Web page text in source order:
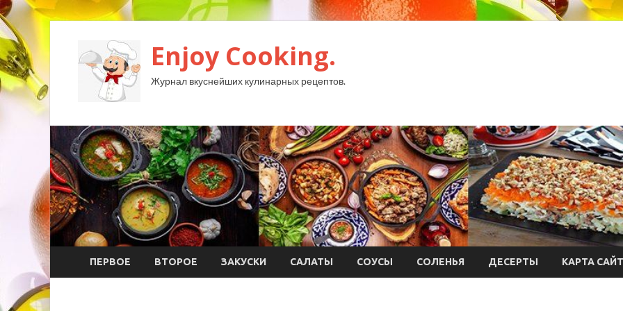
Enjoy Cooking.
Журнал вкуснейших кулинарных рецептов.
ПЕРВОЕ ВТОРОЕ ЗАКУСКИ САЛАТЫ СОУСЫ СОЛЕНЬЯ ДЕСЕРТЫ КАРТА